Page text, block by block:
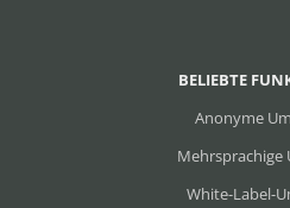
BELIEBTE
Anonyme
Mehrsprachige
White-Label-